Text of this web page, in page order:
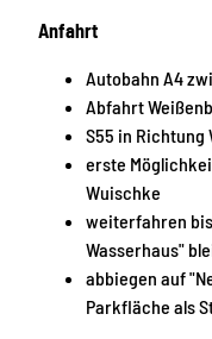
Anfahrt
Autobahn A4
Abfahrt
S55 in Richtung
erste
Wuischke
weiterfahren
Wasserhaus"
abbiegen auf
Parkfläche als